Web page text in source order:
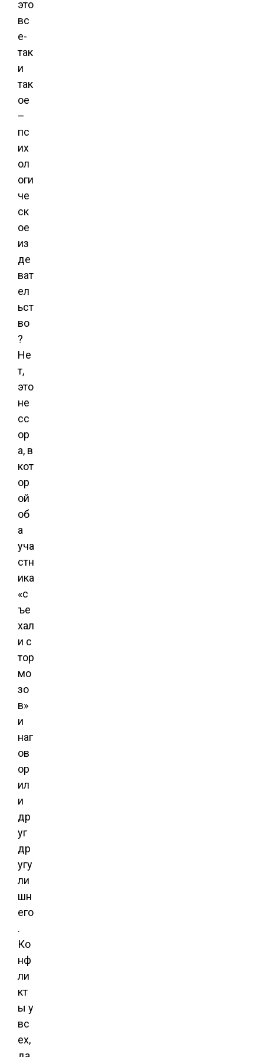
это
вс
е-
так
и
так
ое
–
пс
их
ол
оги
че
ск
ое
из
де
ват
ел
ьст
во
?
Не
т,
это
не
сс
ор
а, в
кот
ор
ой
об
а
уча
стн
ика
«с
ъе
хал
и с
тор
мо
зо
в»
и
наг
ов
ор
ил
и
др
уг
др
угу
ли
шн
его
.
Ко
нф
ли
кт
ы у
вс
ех,